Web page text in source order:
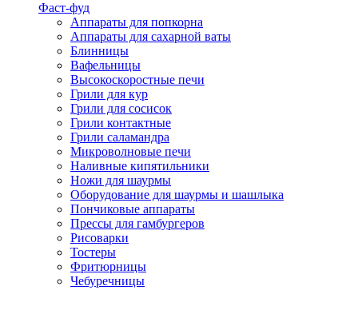
Фаст-фуд
Аппараты для попкорна
Аппараты для сахарной ваты
Блинницы
Вафельницы
Высокоскоростные печи
Грили для кур
Грили для сосисок
Грили контактные
Грили саламандра
Микроволновые печи
Наливные кипятильники
Ножи для шаурмы
Оборудование для шаурмы и шашлыка
Пончиковые аппараты
Прессы для гамбургеров
Рисоварки
Тостеры
Фритюрницы
Чебуречницы